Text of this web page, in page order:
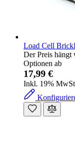
Load Cell
Der Preis hängt
Optionen ab
17,99 €
Inkl. 19% MwSt